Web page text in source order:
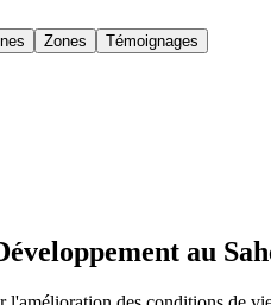
Zones Témoignages
au